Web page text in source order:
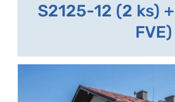
S2125-12 (2 ks)
FVE)